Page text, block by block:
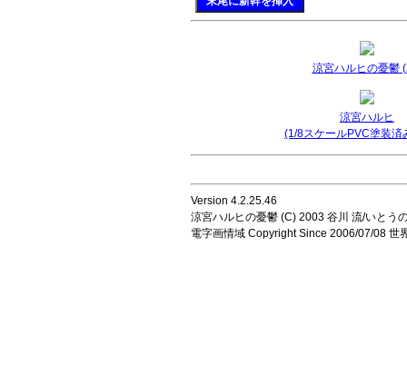
涼宮ハルヒの憂鬱
涼宮ハルヒ
(1/8スケールPVC塗装済
Version 4.2.25.46
涼宮ハルヒの憂鬱 (C) 2003 谷川 流/いとう
電字画情域 Copyright Since 2006/07/08 世